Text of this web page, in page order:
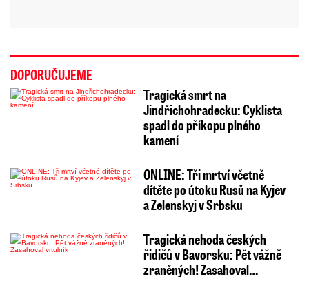
DOPORUČUJEME
Tragická smrt na
Jindřichohradecku: Cyklista
spadl do příkopu plného
kamení
ONLINE: Tři mrtví včetně
dítěte po útoku Rusů na Kyjev
a Zelenskyj v Srbsku
Tragická nehoda českých
řidičů v Bavorsku: Pět vážně
zraněných! Zasahoval…